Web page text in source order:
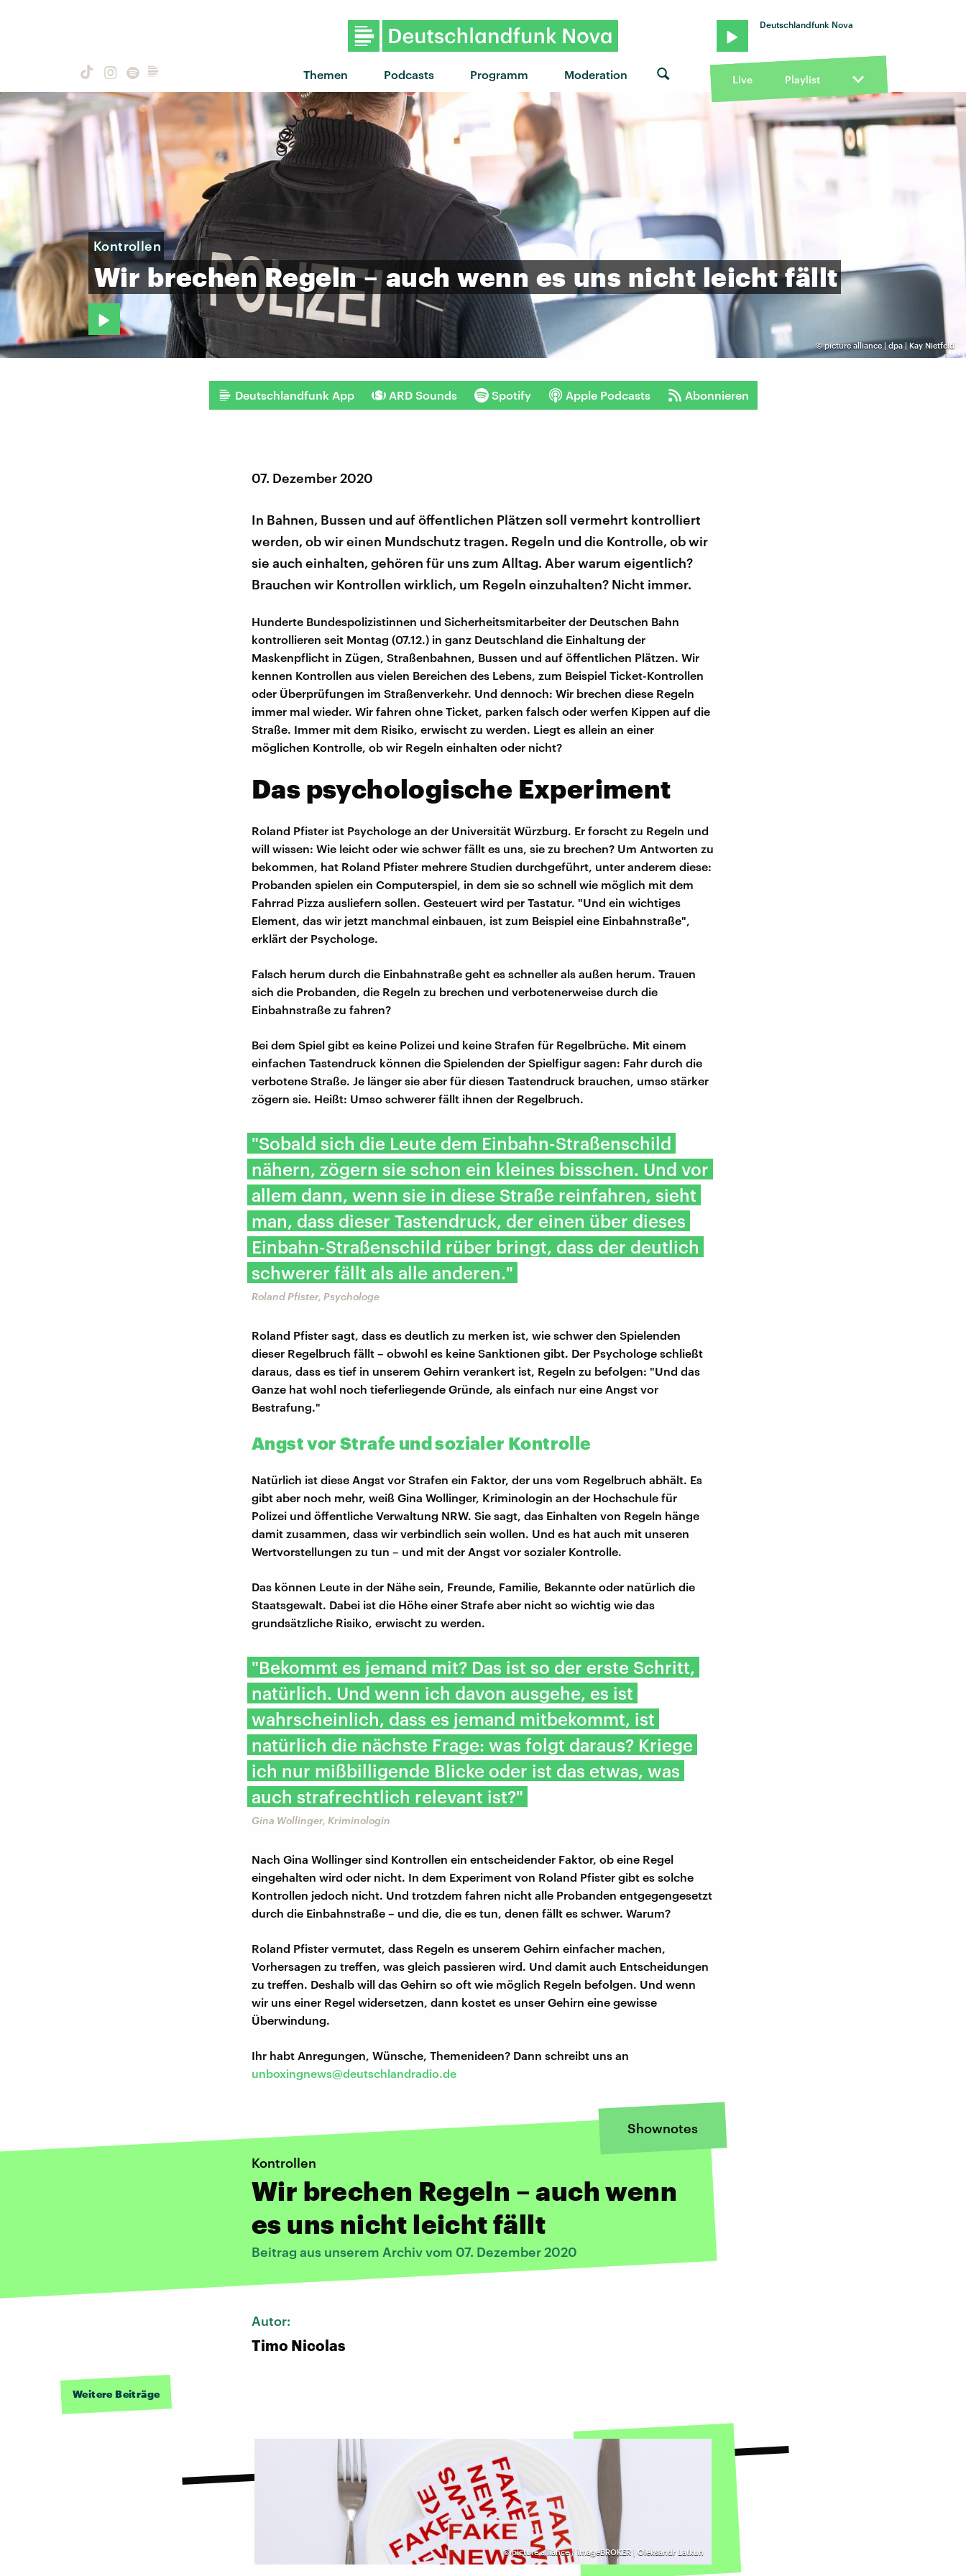
Themen Podcasts Programm Moderation
Deutschlandfunk Nova
Live Playlist
©picture alliance | dpa | Kay Nietfeld
Kontrollen
Wir brechen Regeln – auch wenn es uns nicht leicht fällt
Deutschlandfunk App ARD Sounds Spotify Apple Podcasts Abonnieren
07. Dezember 2020
In Bahnen, Bussen und auf öffentlichen Plätzen soll vermehrt kontrolliert
werden, ob wir einen Mundschutz tragen. Regeln und die Kontrolle, ob wir
sie auch einhalten, gehören für uns zum Alltag. Aber warum eigentlich?
Brauchen wir Kontrollen wirklich, um Regeln einzuhalten? Nicht immer.
Hunderte Bundespolizistinnen und Sicherheitsmitarbeiter der Deutschen Bahn
kontrollieren seit Montag (07.12.) in ganz Deutschland die Einhaltung der
Maskenpflicht in Zügen, Straßenbahnen, Bussen und auf öffentlichen Plätzen. Wir
kennen Kontrollen aus vielen Bereichen des Lebens, zum Beispiel Ticket-Kontrollen
oder Überprüfungen im Straßenverkehr. Und dennoch: Wir brechen diese Regeln
immer mal wieder. Wir fahren ohne Ticket, parken falsch oder werfen Kippen auf die
Straße. Immer mit dem Risiko, erwischt zu werden. Liegt es allein an einer
möglichen Kontrolle, ob wir Regeln einhalten oder nicht?
Das psychologische Experiment
Roland Pfister ist Psychologe an der Universität Würzburg. Er forscht zu Regeln und
will wissen: Wie leicht oder wie schwer fällt es uns, sie zu brechen? Um Antworten zu
bekommen, hat Roland Pfister mehrere Studien durchgeführt, unter anderem diese:
Probanden spielen ein Computerspiel, in dem sie so schnell wie möglich mit dem
Fahrrad Pizza ausliefern sollen. Gesteuert wird per Tastatur. "Und ein wichtiges
Element, das wir jetzt manchmal einbauen, ist zum Beispiel eine Einbahnstraße",
erklärt der Psychologe.
Falsch herum durch die Einbahnstraße geht es schneller als außen herum. Trauen
sich die Probanden, die Regeln zu brechen und verbotenerweise durch die
Einbahnstraße zu fahren?
Bei dem Spiel gibt es keine Polizei und keine Strafen für Regelbrüche. Mit einem
einfachen Tastendruck können die Spielenden der Spielfigur sagen: Fahr durch die
verbotene Straße. Je länger sie aber für diesen Tastendruck brauchen, umso stärker
zögern sie. Heißt: Umso schwerer fällt ihnen der Regelbruch.
"Sobald sich die Leute dem Einbahn-Straßenschild
nähern, zögern sie schon ein kleines bisschen. Und vor
allem dann, wenn sie in diese Straße reinfahren, sieht
man, dass dieser Tastendruck, der einen über dieses
Einbahn-Straßenschild rüber bringt, dass der deutlich
schwerer fällt als alle anderen."
Roland Pfister, Psychologe
Roland Pfister sagt, dass es deutlich zu merken ist, wie schwer den Spielenden
dieser Regelbruch fällt – obwohl es keine Sanktionen gibt. Der Psychologe schließt
daraus, dass es tief in unserem Gehirn verankert ist, Regeln zu befolgen: "Und das
Ganze hat wohl noch tieferliegende Gründe, als einfach nur eine Angst vor
Bestrafung."
Angst vor Strafe und sozialer Kontrolle
Natürlich ist diese Angst vor Strafen ein Faktor, der uns vom Regelbruch abhält. Es
gibt aber noch mehr, weiß Gina Wollinger, Kriminologin an der Hochschule für
Polizei und öffentliche Verwaltung NRW. Sie sagt, das Einhalten von Regeln hänge
damit zusammen, dass wir verbindlich sein wollen. Und es hat auch mit unseren
Wertvorstellungen zu tun – und mit der Angst vor sozialer Kontrolle.
Das können Leute in der Nähe sein, Freunde, Familie, Bekannte oder natürlich die
Staatsgewalt. Dabei ist die Höhe einer Strafe aber nicht so wichtig wie das
grundsätzliche Risiko, erwischt zu werden.
"Bekommt es jemand mit? Das ist so der erste Schritt,
natürlich. Und wenn ich davon ausgehe, es ist
wahrscheinlich, dass es jemand mitbekommt, ist
natürlich die nächste Frage: was folgt daraus? Kriege
ich nur mißbilligende Blicke oder ist das etwas, was
auch strafrechtlich relevant ist?"
Gina Wollinger, Kriminologin
Nach Gina Wollinger sind Kontrollen ein entscheidender Faktor, ob eine Regel
eingehalten wird oder nicht. In dem Experiment von Roland Pfister gibt es solche
Kontrollen jedoch nicht. Und trotzdem fahren nicht alle Probanden entgegengesetzt
durch die Einbahnstraße – und die, die es tun, denen fällt es schwer. Warum?
Roland Pfister vermutet, dass Regeln es unserem Gehirn einfacher machen,
Vorhersagen zu treffen, was gleich passieren wird. Und damit auch Entscheidungen
zu treffen. Deshalb will das Gehirn so oft wie möglich Regeln befolgen. Und wenn
wir uns einer Regel widersetzen, dann kostet es unser Gehirn eine gewisse
Überwindung.
Ihr habt Anregungen, Wünsche, Themenideen? Dann schreibt uns an
unboxingnews@deutschlandradio.de
Shownotes
Kontrollen
Wir brechen Regeln – auch wenn
es uns nicht leicht fällt
Beitrag aus unserem Archiv vom 07. Dezember 2020
Autor:
Timo Nicolas
Weitere Beiträge
©picture alliance / imageBROKER | Oleksandr Latkun